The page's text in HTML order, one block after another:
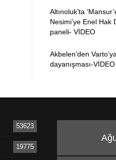
Altınoluk’ta
Nesimi’ye Enel Hak
paneli- VİDEO
Akbelen’den
dayanışması-VİDEO
53623
19775